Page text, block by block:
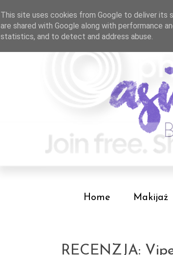
Home Makijaż
RECENZJA:
This site uses cookies from Google to deliver its
are shared with Google along with performance
statistics, and to detect and address abuse.